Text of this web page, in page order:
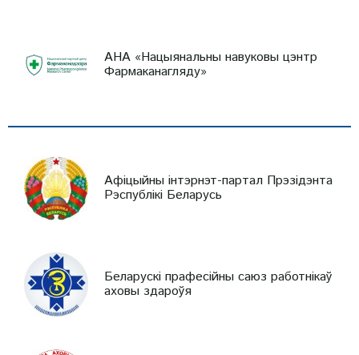
АНА «Нацыянальны навуковы цэнтр
Фармаканагляду»
Афіцыйны інтэрнэт-партал Прэзідэнта
Рэспублікі Беларусь
Беларускі прафесійны саюз работнікаў
аховы здароўя